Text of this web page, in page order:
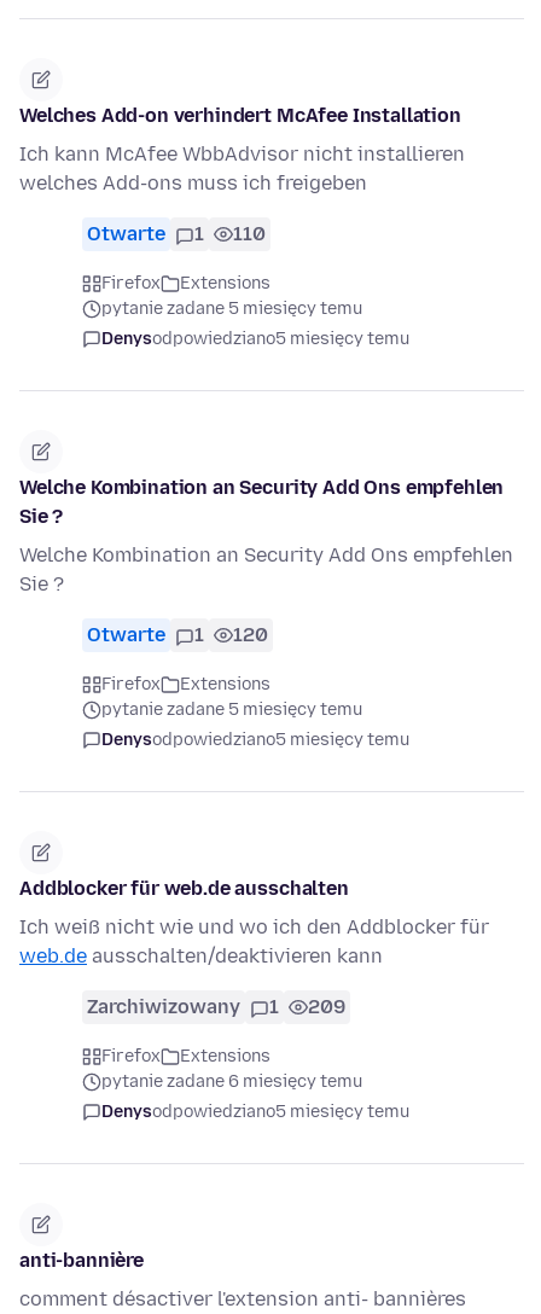
Welches Add-on verhindert McAfee Installation
Ich kann McAfee WbbAdvisor nicht installieren
welches Add-ons muss ich freigeben
Otwarte 1 110
Firefox
Extensions
pytanie zadane 5 miesięcy temu
Denysodpowiedziano5 miesięcy temu
Welche Kombination an Security Add Ons empfehlen
Sie ?
Welche Kombination an Security Add Ons empfehlen
Sie ?
Otwarte 1 120
Firefox
Extensions
pytanie zadane 5 miesięcy temu
Denysodpowiedziano5 miesięcy temu
Addblocker für web.de ausschalten
Ich weiß nicht wie und wo ich den Addblocker für
web.de ausschalten/deaktivieren kann
Zarchiwizowany 1 209
Firefox
Extensions
pytanie zadane 6 miesięcy temu
Denysodpowiedziano5 miesięcy temu
anti-bannière
comment désactiver l'extension anti- bannières